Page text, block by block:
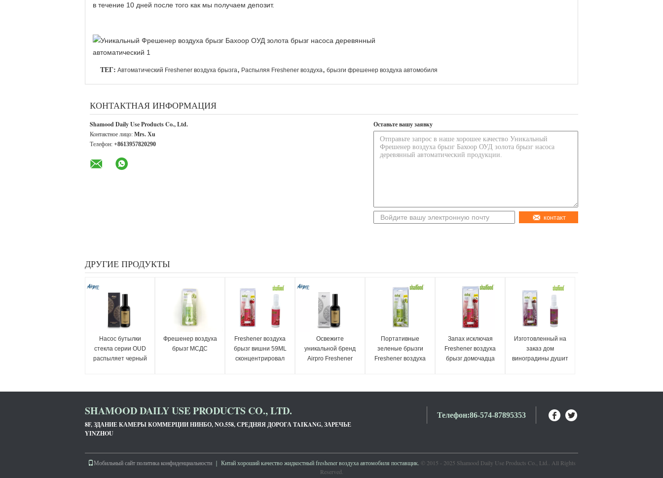
в течение 10 дней после того как мы получаем депозит.
ТЕГ: Автоматический Freshener воздуха брызга, Распыляя Freshener воздуха, брызги фрешенер воздуха автомобиля
КОНТАКТНАЯ ИНФОРМАЦИЯ
Shamood Daily Use Products Co., Ltd.
Контактное лицо: Mrs. Xu
Телефон: +8613957820290
Оставьте вашу заявку
контакт
ДРУГИЕ ПРОДУКТЫ
Насос бутылки
стекла серии OUD
распыляет черный
Фрешенер воздуха
брызг МСДС
Freshener воздуха
брызг вишни 59ML
сконцентрировал
Освежите
уникальной бренд
Airpro Freshener
Портативные
зеленые брызги
Freshener воздуха
Запах исключая
Freshener воздуха
брызг домочадца
Изготовленный на
заказ дом
виноградины душит
жидкостного
воздуха свежие
SHAMOOD DAILY USE PRODUCTS CO., LTD.
8F, ЗДАНИЕ КАМЕРЫ КОММЕРЦИИ НИНБО, NO.558, СРЕДНЯЯ ДОРОГА TAIKANG, ЗАРЕЧЬЕ
YINZHOU
Телефон:86-574-87895353
Мобильный сайт политика конфиденциальности｜ Китай хороший качество жидкостный freshener воздуха автомобиля поставщик. © 2015 - 2025 Shamood Daily Use Products Co., Ltd.. All Rights
Reserved.